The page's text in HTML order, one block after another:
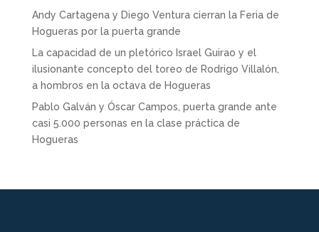
Andy Cartagena y Diego Ventura cierran la Feria de
Hogueras por la puerta grande
La capacidad de un pletórico Israel Guirao y el
ilusionante concepto del toreo de Rodrigo Villalón,
a hombros en la octava de Hogueras
Pablo Galván y Óscar Campos, puerta grande ante
casi 5.000 personas en la clase práctica de
Hogueras